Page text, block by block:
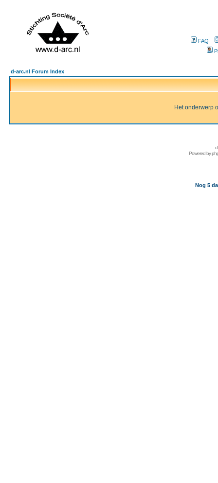
FAQ
d-arc.nl Forum Index
Het onderwerp
Powered by
Nog 5